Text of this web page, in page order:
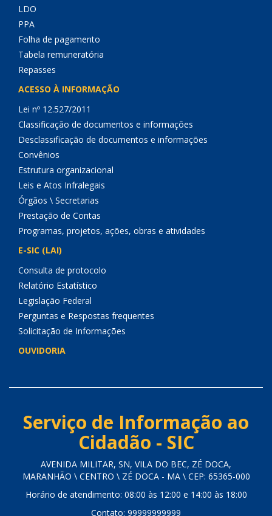
LDO
PPA
Folha de pagamento
Tabela remuneratória
Repasses
ACESSO À INFORMAÇÃO
Lei nº 12.527/2011
Classificação de documentos e informações
Desclassificação de documentos e informações
Convênios
Estrutura organizacional
Leis e Atos Infralegais
Órgãos \ Secretarias
Prestação de Contas
Programas, projetos, ações, obras e atividades
E-SIC (LAI)
Consulta de protocolo
Relatório Estatístico
Legislação Federal
Perguntas e Respostas frequentes
Solicitação de Informações
OUVIDORIA
Serviço de Informação ao
Cidadão - SIC
AVENIDA MILITAR, SN, VILA DO BEC, ZÉ DOCA,
MARANHÃO \ CENTRO \ ZÉ DOCA - MA \ CEP: 65365-000
Horário de atendimento: 08:00 às 12:00 e 14:00 às 18:00
Contato: 99999999999